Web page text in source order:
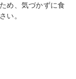
め、気づかずに食
い。